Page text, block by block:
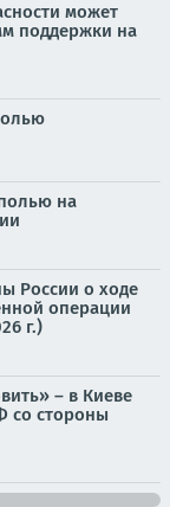
может
поддержки на
на
России о ходе
операции
г.)
– в Киеве
со стороны